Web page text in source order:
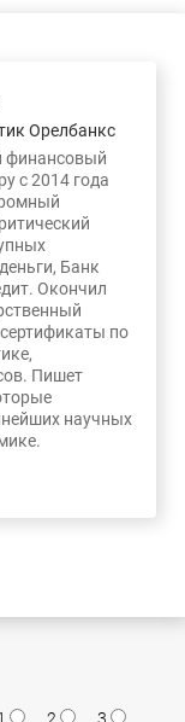
Орелбанкс
финансовый
с 2014 года
Банк
Окончил
по
Пишет
научных
2 3